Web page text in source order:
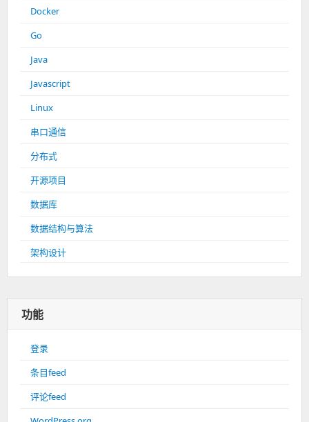
Docker
Go
Java
Javascript
Linux
串口通信
分布式
开源项目
数据库
数据结构与算法
架构设计
功能
登录
条目feed
评论feed